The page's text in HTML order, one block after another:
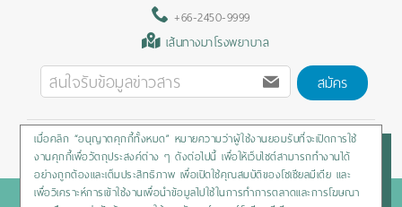
+66-2450-9999
เส้นทางมาโรงพยาบาล
สมัคร
Privacy Policy/Cookies Policy/Sitemap/สิทธิผู้ป่วย
Copyright © 2020 Nakornthon Hospital. All rights reserved
เมื่อคลิก “อนุญาตคุกกี้ทั้งหมด” หมายความว่าผู้ใช้งานยอมรับที่จะเปิดการใช้
งานคุกกี้เพื่อวัตถุประสงค์ต่าง ๆ ดังต่อไปนี้ เพื่อให้เว็บไซต์สามารถทำงานได้
อย่างถูกต้องและเต็มประสิทธิภาพ เพื่อเปิดใช้คุณสมบัติของโซเชียลมีเดีย และ
เพื่อวิเคราะห์การเข้าใช้งานเพื่อนำข้อมูลไปใช้ในการทำการตลาดและการโฆษณา